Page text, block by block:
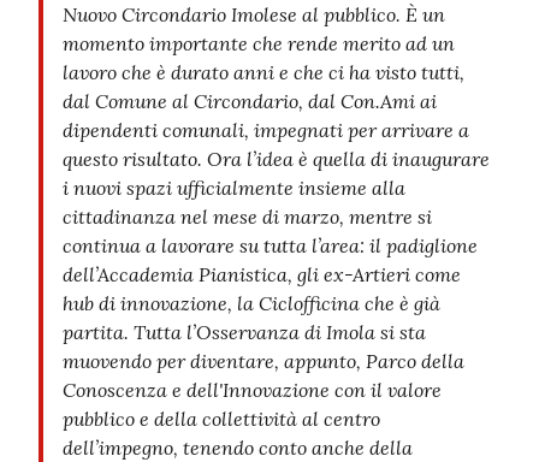
Nuovo Circondario Imolese al pubblico. È un
momento importante che rende merito ad un
lavoro che è durato anni e che ci ha visto tutti,
dal Comune al Circondario, dal Con.Ami ai
dipendenti comunali, impegnati per arrivare a
questo risultato. Ora l’idea è quella di inaugurare
i nuovi spazi ufficialmente insieme alla
cittadinanza nel mese di marzo, mentre si
continua a lavorare su tutta l’area: il padiglione
dell’Accademia Pianistica, gli ex-Artieri come
hub di innovazione, la Ciclofficina che è già
partita. Tutta l’Osservanza di Imola si sta
muovendo per diventare, appunto, Parco della
Conoscenza e dell'Innovazione con il valore
pubblico e della collettività al centro
dell’impegno, tenendo conto anche della